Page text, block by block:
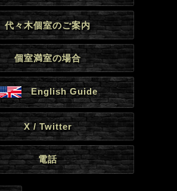
代々木個室のご案内
個室満室の場合
English Guide
X / Twitter
電話